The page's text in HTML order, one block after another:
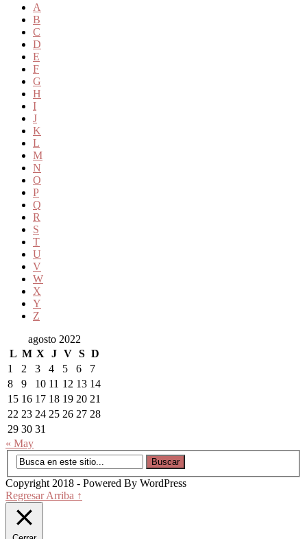
A
B
C
D
E
F
G
H
I
J
K
L
M
N
O
P
Q
R
S
T
U
V
W
X
Y
Z
agosto 2022
L M X J V S D
1
2 3 4 5 6
7
8
9 10 11 12 13 14
15 16 17 18 19 20 21
22 23 24 25 26 27 28
29 30 31
« May
Copyright 2018 - Powered By WordPress
Regresar Arriba ↑